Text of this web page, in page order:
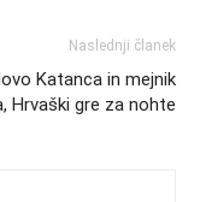
Naslednji članek
Katanca in mejnik
Hrvaški gre za nohte